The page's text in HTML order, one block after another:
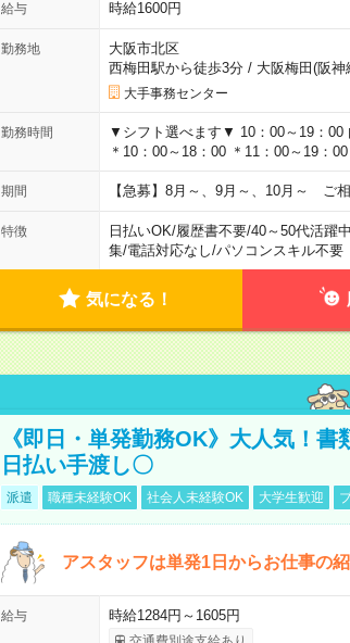
給与 時給1600円
勤務地
大阪市北区
西梅田駅から徒歩3分/ 大阪梅田(阪
大手事務センター
勤務時間
▼シフト選べます▼ 10：00～19：00
＊10：00～18：00 ＊11：00～19：
期間 【急募】8月～、9月～、10月～ ご
特徴 日払いOK/履歴書不要/40～50代活躍中
集/電話対応なし/パソコンスキル不要
気になる！
《即日・単発勤務OK》大人気！
日払い手渡し〇
派遣 職種未経験OK 社会人未経験OK 大学生歓迎
アスタッフは単発1日からお仕事の
給与 時給1284円～1605円